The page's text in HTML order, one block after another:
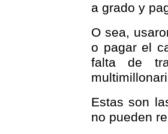
a grado y
O sea,
o pagar el
falta de
Estas son
no pueden